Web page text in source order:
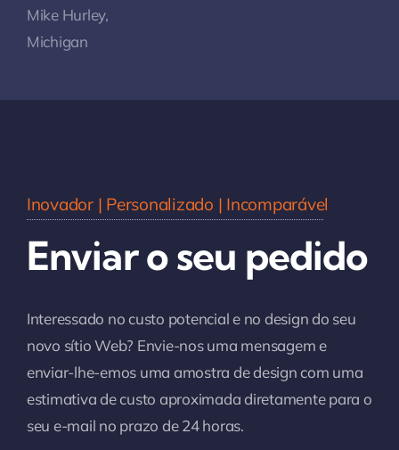
Mike Hurley,
Michigan
Inovador | Personalizado | Incomparável
Enviar o seu pedido
Interessado no custo potencial e no design do seu
novo sítio Web? Envie-nos uma mensagem e
enviar-lhe-emos uma amostra de design com uma
estimativa de custo aproximada diretamente para o
seu e-mail no prazo de 24 horas.